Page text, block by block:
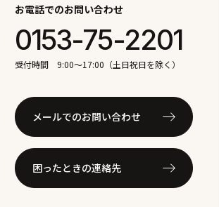
お電話でのお問い合わせ
0153-75-2201
受付時間 9:00〜17:00（土日祝日を除く）
メールでのお問い合わせ
困ったときの連絡先